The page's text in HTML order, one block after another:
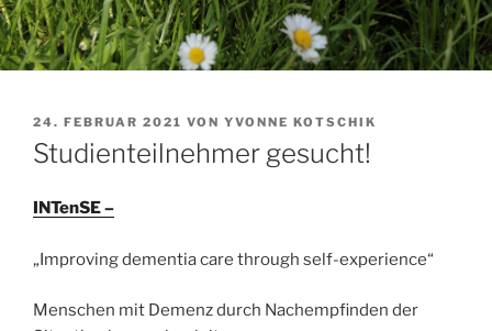
VERÖFFENTLICHT
AM
24. FEBRUAR 2021 VON YVONNE KOTSCHIK
Studienteilnehmer gesucht!
INTenSE –
„Improving dementia care through self-experience“
Menschen mit Demenz durch Nachempfinden der